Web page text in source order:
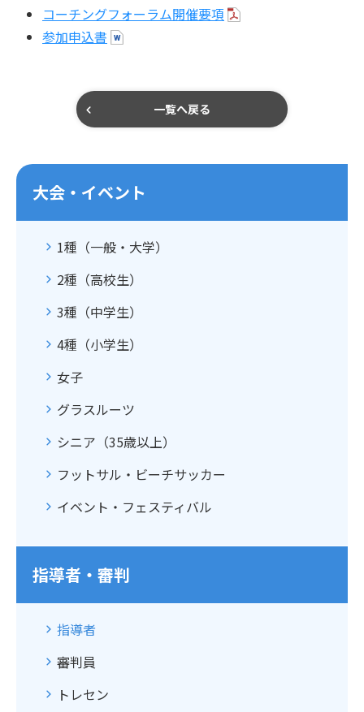
コーチングフォーラム開催要項
参加申込書
一覧へ戻る
大会・イベント
1種（一般・大学）
2種（高校生）
3種（中学生）
4種（小学生）
女子
グラスルーツ
シニア（35歳以上）
フットサル・ビーチサッカー
イベント・フェスティバル
指導者・審判
指導者
審判員
トレセン